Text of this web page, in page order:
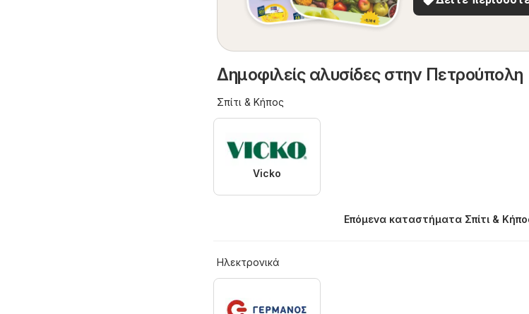
Δημοφιλείς αλυσίδες στην Πετρούπολη
Σπίτι & Κήπος
Vicko
Επόμενα καταστήματα Σπίτι &
Hλεκτρονικά